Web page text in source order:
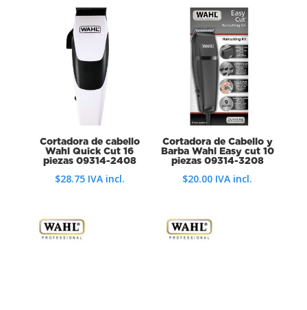
Cortadora de cabello
Wahl Quick Cut 16
piezas 09314-2408
$28.75 IVA incl.
Cortadora de Cabello y
Barba Wahl Easy cut 10
piezas 09314-3208
$20.00 IVA incl.